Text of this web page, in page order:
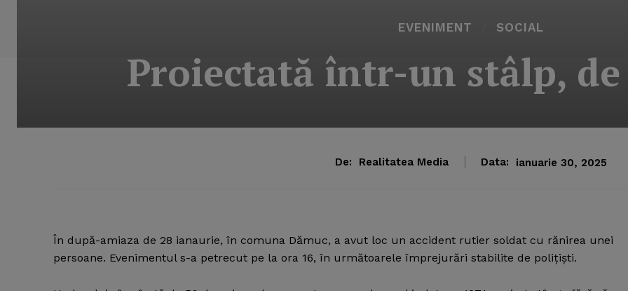
EVENIMENT SOCIAL
Proiectată într-un stâlp,
De: Realitatea Media Data: ianuarie 30, 2025
În după-amiaza de 28 ianaurie, în comuna Dămuc, a avut loc un accident rutier soldat cu rănirea unei
persoane. Evenimentul s-a petrecut pe la ora 16, în următoarele împrejurări stabilite de poliţişti.